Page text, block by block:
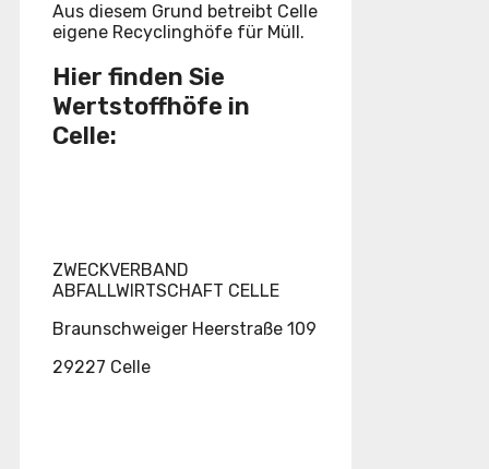
Aus diesem Grund betreibt Celle
eigene Recyclinghöfe für Müll.
Hier finden Sie
Wertstoffhöfe in
Celle:
ZWECKVERBAND
ABFALLWIRTSCHAFT CELLE
Braunschweiger Heerstraße 109
29227 Celle